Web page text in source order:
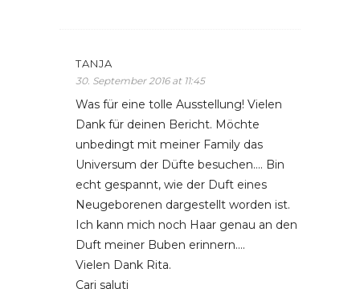
TANJA
30. September 2016 at 11:45
Was für eine tolle Ausstellung! Vielen
Dank für deinen Bericht. Möchte
unbedingt mit meiner Family das
Universum der Düfte besuchen…. Bin
echt gespannt, wie der Duft eines
Neugeborenen dargestellt worden ist.
Ich kann mich noch Haar genau an den
Duft meiner Buben erinnern….
Vielen Dank Rita.
Cari saluti